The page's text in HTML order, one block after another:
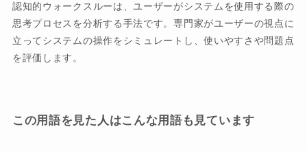
認知的ウォークスルーは、ユーザーがシステムを使用する際の
思考プロセスを分析する手法です。専門家がユーザーの視点に
立ってシステムの操作をシミュレートし、使いやすさや問題点
を評価します。
この用語を見た人はこんな用語も見ています